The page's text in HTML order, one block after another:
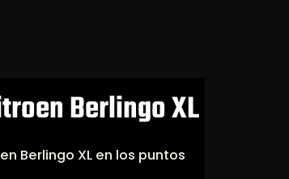
Berlingo XL
Berlingo XL en los puntos